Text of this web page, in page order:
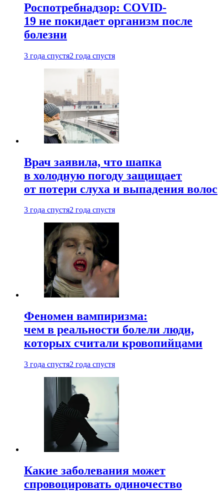
Роспотребнадзор: COVID-
19 не покидает организм после
болезни
3 года спустя2 года спустя
Врач заявила, что шапка
в холодную погоду защищает
от потери слуха и выпадения волос
3 года спустя2 года спустя
Феномен вампиризма:
чем в реальности болели люди,
которых считали кровопийцами
3 года спустя2 года спустя
Какие заболевания может
спровоцировать одиночество